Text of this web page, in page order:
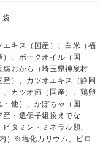
袋
キス（国産）、白米（福
）、ポークオイル（国
腐おから（埼玉県神泉村
）、カツオエキス（静岡
カツオ節（国産）、鶏卵
・他）、かぼちゃ（国
産・遺伝子組換えでな
タミン・ミネラル類、
）※塩化カリウム、ピロ